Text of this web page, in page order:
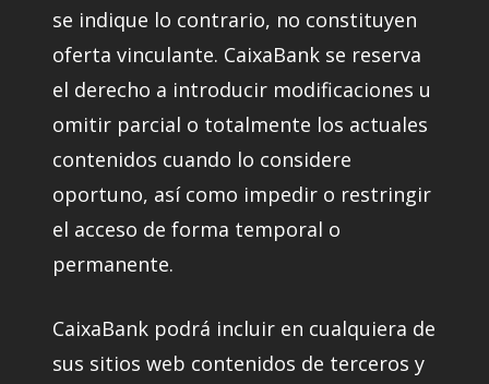
se indique lo contrario, no constituyen
oferta vinculante. CaixaBank se reserva
el derecho a introducir modificaciones u
omitir parcial o totalmente los actuales
contenidos cuando lo considere
oportuno, así como impedir o restringir
el acceso de forma temporal o
permanente.
CaixaBank podrá incluir en cualquiera de
sus sitios web contenidos de terceros y